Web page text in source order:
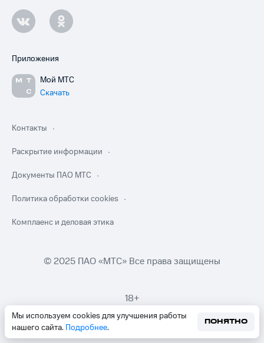
Мы используем cookies для улучшения работы
нашего сайта. Подробнее.
ПОНЯТНО
Приложения
Мой МТС
Скачать
Контакты
Раскрытие информации
Документы ПАО МТС
Политика обработки cookies
Комплаенс и деловая этика
© 2025 ПАО «МТС» Все права защищены
18+